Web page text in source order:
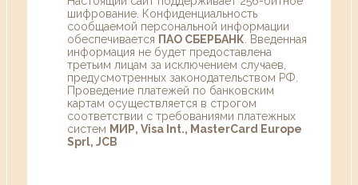
шифрование. Конфиденциальность
сообщаемой персональной информации
обеспечивается ПАО СБЕРБАНК . Введенная
информация не будет предоставлена
третьим лицам за исключением случаев,
предусмотренных законодательством РФ.
Проведение платежей по банковским
картам осуществляется в строгом
соответствии с требованиями платежных
систем МИР, Visa Int., MasterCard Europe
Sprl, JCB